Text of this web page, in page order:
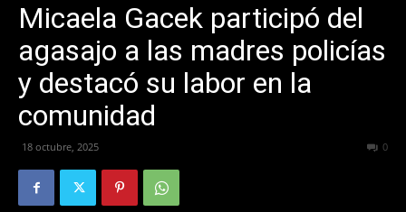
Micaela Gacek participó del
agasajo a las madres policías
y destacó su labor en la
comunidad
18 octubre, 2025 0